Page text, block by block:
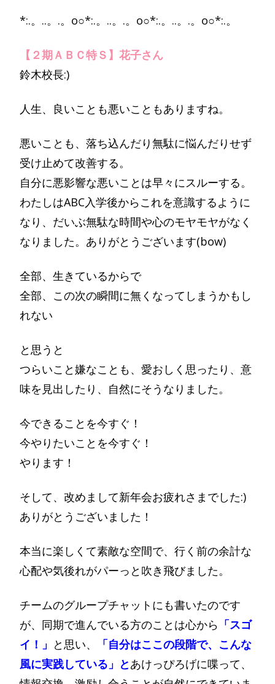
*:.。..。.。o○*:.。..。.。o○*:.。..。.。o○*:.。
【２期ＡＢＣ特Ｓ】花子さん
鈴木校長:)
人生、良いことも悪いこともありますね。
悪いことも、落ち込んだり無駄に悩んだりせず
受け止めて改善する。
自分に悪影響な悪いことは早々にスルーする。
わたしはABC入学後からこれを意識するように
なり、だいぶ無駄な時間や心のモヤモヤがなく
なりました。ありがとうございます(bow)
全部、生きているからで
全部、この次の瞬間に無くなってしまうかもし
れない
と思うと
つらいこと嫌なことも、愛おしく思ったり、意
味を見出したり、自然にそうなりました。
今できることを今すぐ！
今やりたいことを今すぐ！
やります！
そして、改めまして新年会お疲れさまでした:)
ありがとうございました！
本当に楽しくて素敵な空間で、行く前の余計な
心配や気後れがパーっと吹き飛びました。
チームのグループチャットにも書いたのです
が、同期で進んでいる方のことは心から 「スゴ
イ！」 と思い、
「自分はここの段階で、こんな
風に実践している」とあけっぴろげに喋って、